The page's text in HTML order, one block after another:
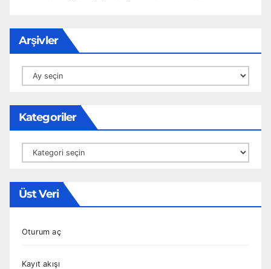
Arşivler
Arşivler
Kategoriler
Kategoriler
Üst Veri
Oturum aç
Kayıt akışı